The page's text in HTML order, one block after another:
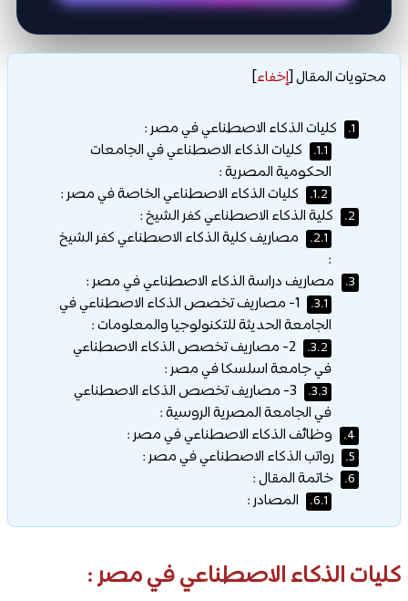
محتويات المقال[إخفاء]
1. كليات الذكاء الاصطناعي في مصر :
1.1.
كليات الذكاء الاصطناعي في الجامعات
الحكومية المصرية :
1.2. كليات الذكاء الاصطناعي الخاصة في مصر :
2. كلية الذكاء الاصطناعي كفر الشيخ :
2.1.
مصاريف كلية الذكاء الاصطناعي كفر الشيخ
:
3. مصاريف دراسة الذكاء الاصطناعي في مصر :
3.1.
1- مصاريف تخصص الذكاء الاصطناعي في
الجامعة الحديثة للتكنولوجيا والمعلومات :
3.2.
2- مصاريف تخصص الذكاء الاصطناعي
في جامعة اسلسكا في مصر :
3.3.
3- مصاريف تخصص الذكاء الاصطناعي
في الجامعة المصرية الروسية :
4. وظائف الذكاء الاصطناعي في مصر :
5. رواتب الذكاء الاصطناعي في مصر :
6. خاتمة المقال :
6.1. المصادر :
كليات الذكاء الاصطناعي في مصر :